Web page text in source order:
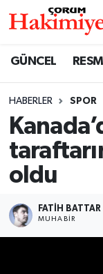
GÜNCEL
HABERLER SPOR
oldu
FATIH BATTAR
MUHABIR
SAĞLIK
ASAYİŞ
Nöbetçi
Çorum
Trafik